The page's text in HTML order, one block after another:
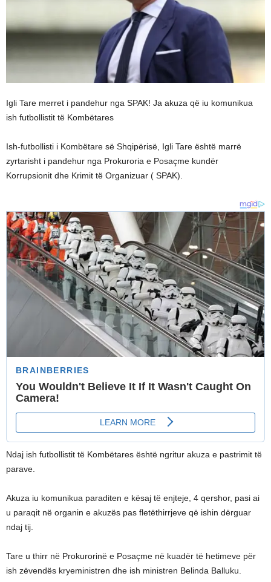
Igli Tare merret i pandehur nga SPAK! Ja akuza që iu komunikua
ish futbollistit të Kombëtares
Ish-futbollisti i Kombëtare së Shqipërisë, Igli Tare është marrë
zyrtarisht i pandehur nga Prokuroria e Posaçme kundër
Korrupsionit dhe Krimit të Organizuar ( SPAK).
Ndaj ish futbollistit të Kombëtares është ngritur akuza e pastrimit të
parave.
Akuza iu komunikua paraditen e kësaj të enjteje, 4 qershor, pasi ai
u paraqit në organin e akuzës pas fletëthirrjeve që ishin dërguar
ndaj tij.
Tare u thirr në Prokurorinë e Posaçme në kuadër të hetimeve për
ish zëvendës kryeministren dhe ish ministren Belinda Balluku.